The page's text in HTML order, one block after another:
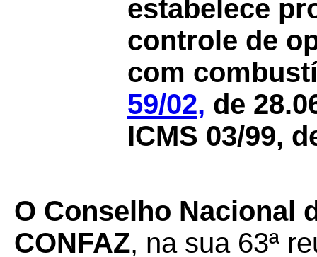
estabelece
controle de
com
59/02, de
ICMS 03/99,
O Conselho Nacional
CONFAZ, na sua 63ª